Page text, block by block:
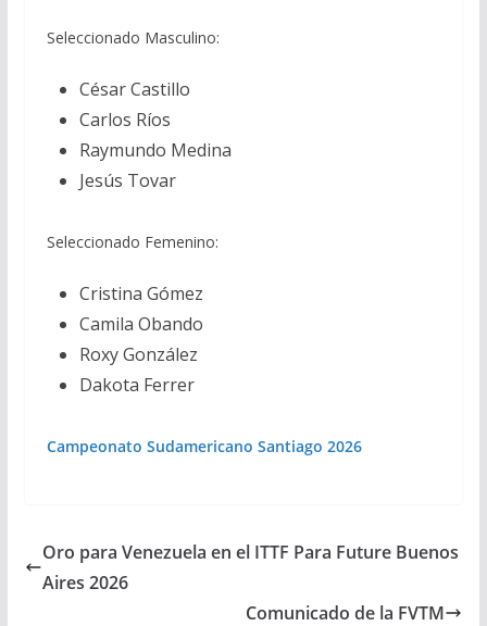
Seleccionado Masculino:
César Castillo
Carlos Ríos
Raymundo Medina
Jesús Tovar
Seleccionado Femenino:
Cristina Gómez
Camila Obando
Roxy González
Dakota Ferrer
Campeonato Sudamericano Santiago 2026
Oro para Venezuela en el ITTF Para Future Buenos
Aires 2026
Comunicado de la FVTM